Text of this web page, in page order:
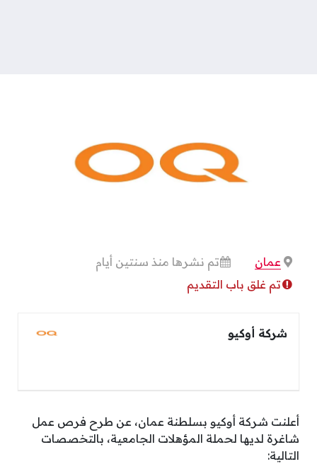
عمان
تم نشرها منذ سنتين أيام
تم غلق باب التقديم
شركة أوكيو
أعلنت شركة أوكيو بسلطنة عمان، عن طرح فرص عمل
شاغرة لديها لحملة المؤهلات الجامعية، بالتخصصات
التالية: